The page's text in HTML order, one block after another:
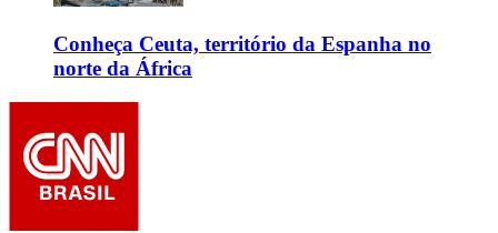
Conheça Ceuta, território da Espanha no
norte da África